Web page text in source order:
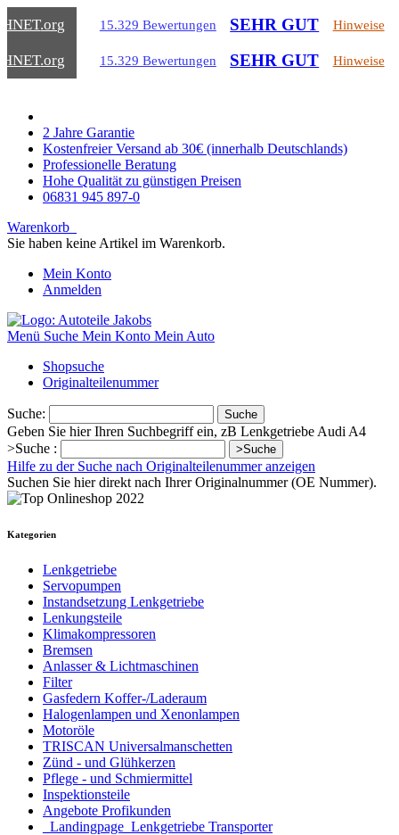
.org 15.329 Bewertungen SEHR GUT Hinweise
.org 15.329 Bewertungen SEHR GUT Hinweise
2 Jahre Garantie
Kostenfreier Versand ab 30€ (innerhalb Deutschlands)
Professionelle Beratung
Hohe Qualität zu günstigen Preisen
06831 945 897-0
Warenkorb
Sie haben keine Artikel im Warenkorb.
Mein Konto
Anmelden
Menü Suche Mein Konto Mein Auto
Shopsuche
Originalteilenummer
Suche: Suche
Geben Sie hier Ihren Suchbegriff ein, zB Lenkgetriebe Audi A4
>Suche :
>Suche
Hilfe zu der Suche nach Originalteilenummer anzeigen
Suchen Sie hier direkt nach Ihrer Originalnummer (OE Nummer).
Kategorien
Lenkgetriebe
Servopumpen
Instandsetzung Lenkgetriebe
Lenkungsteile
Klimakompressoren
Bremsen
Anlasser & Lichtmaschinen
Filter
Gasfedern Koffer-/Laderaum
Halogenlampen und Xenonlampen
Motoröle
TRISCAN Universalmanschetten
Zünd - und Glühkerzen
Pflege - und Schmiermittel
Inspektionsteile
Angebote Profikunden
_Landingpage_Lenkgetriebe Transporter